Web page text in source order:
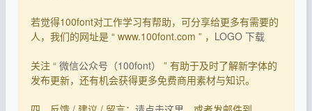
若觉得100font对工作学习有帮助，可分享给更多有需要的
人，我们的网址是 “ www.100font.com ” ， LOGO 下载
关注 “ 微信公众号（100font）
” 有助于及时了解新字体的
发布更新，还有机会获得更多免费商用素材与知识。